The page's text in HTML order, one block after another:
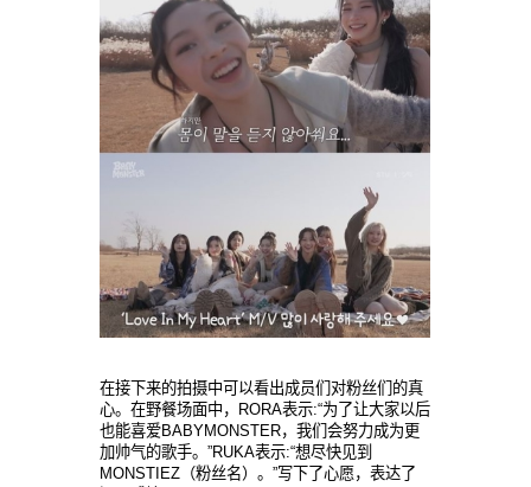
在接下来的拍摄中可以看出成员们对粉丝们的真
心。在野餐场面中，RORA表示:“为了让大家以后
也能喜爱BABYMONSTER，我们会努力成为更
加帅气的歌手。”RUKA表示:“想尽快见到
MONSTIEZ（粉丝名）。”写下了心愿，表达了